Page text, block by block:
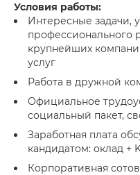
Условия работы:
Интересные задачи,
профессионального
крупнейших
услуг
Работа в дружной
Официальное
социальный пакет,
Заработная плата
кандидатом: оклад +
Корпоративная